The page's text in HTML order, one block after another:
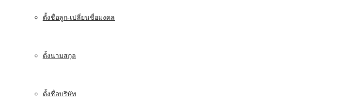
ตั้งชื่อลูก-เปลี่ยนชื่อมงคล
ตั้งนามสกุล
ตั้งชื่อบริษัท